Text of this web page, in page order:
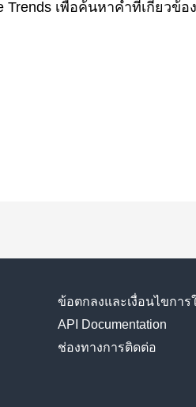
Trends เพื่อค้นหาคำที่เกี่ยวข้
ข้อตกลงและเงื่อนไขการ
API Documentation
ช่องทางการติดต่อ